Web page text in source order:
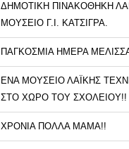
ΔΗΜΟΤΙΚΗ ΠΙΝΑΚΟΘΗΚΗ
ΜΟΥΣΕΙΟ Γ.Ι. ΚΑΤΣΙΓΡΑ.
ΠΑΓΚΟΣΜΙΑ ΗΜΕΡΑ
ΕΝΑ ΜΟΥΣΕΙΟ ΛΑΪΚΗΣ
ΣΤΟ ΧΩΡΟ ΤΟΥ ΣΧΟΛΕΙΟΥ!!
ΧΡΟΝΙΑ ΠΟΛΛΑ ΜΑΜΑ!!